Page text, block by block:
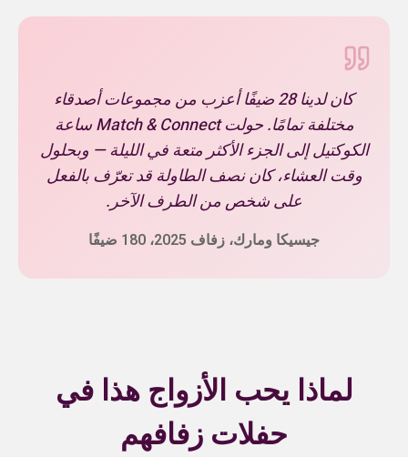
كان لدينا 28 ضيفًا أعزب من مجموعات أصدقاء
مختلفة تمامًا. حولت Match & Connect ساعة
الكوكتيل إلى الجزء الأكثر متعة في الليلة — وبحلول
وقت العشاء، كان نصف الطاولة قد تعرّف بالفعل
على شخص من الطرف الآخر.
جيسيكا ومارك، زفاف 2025، 180 ضيفًا
لماذا يحب الأزواج هذا في
حفلات زفافهم